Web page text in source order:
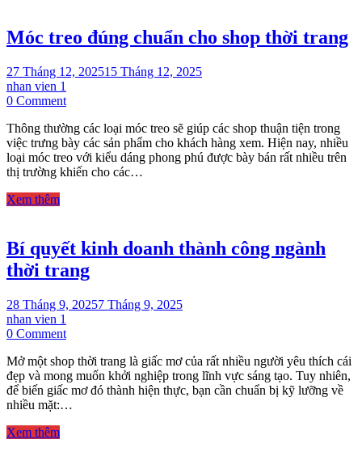
dễ
sống
cho
người
mới
mở
shop
thời
trang?
Móc treo đúng chuẩn cho shop thời trang
27 Tháng 12, 202515 Tháng 12, 2025
nhan vien 1
0 Commenton
treo
đúng
chuẩn
cho
Thông thường các loại móc treo sẽ giúp các shop thuận tiện trong
việc trưng bày các sản phẩm cho khách hàng xem. Hiện nay, nhiều
loại móc treo với kiểu dáng phong phú được bày bán rất nhiều trên
thị trường khiến cho các…
Xem thêm
Bí quyết kinh doanh thành công ngành
thời trang
28 Tháng 9, 20257 Tháng 9, 2025
nhan vien 1
0 Commenton
quyết
kinh
doanh
thành
Mở một shop thời trang là giấc mơ của rất nhiều người yêu thích cái
đẹp và mong muốn khởi nghiệp trong lĩnh vực sáng tạo. Tuy nhiên,
để biến giấc mơ đó thành hiện thực, bạn cần chuẩn bị kỹ lưỡng về
nhiều mặt:…
Xem thêm